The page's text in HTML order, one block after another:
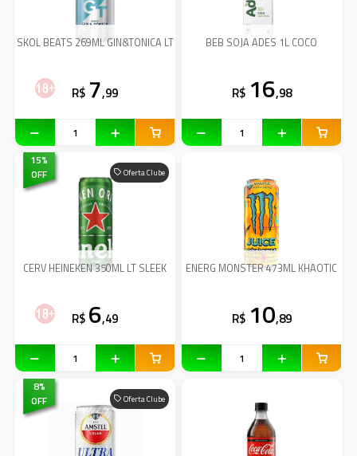
SKOL BEATS 269ML GIN&TONICA LT
R$ 7,99
BEB SOJA ADES 1L COCO
R$ 16,98
Oferta Clube
15%
OFF
CERV HEINEKEN 350ML LT SLEEK
R$ 6,49
ENERG MONSTER 473ML KHAOTIC
R$ 10,89
Oferta Clube
8%
OFF